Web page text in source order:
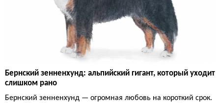
Бернский зенненхунд: альпийский гигант, который уходит
слишком рано
Бернский зенненхунд — огромная любовь на короткий срок.